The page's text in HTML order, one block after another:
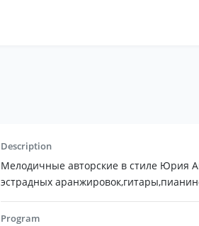
Description
Мелодичные авторские в стиле Юрия
эстрадных
Program